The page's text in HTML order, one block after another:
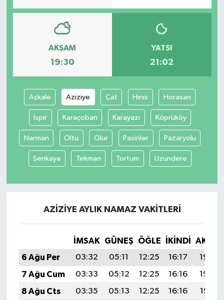
AKŞAM
19:30
YATSI
21:02
Aşkale Aziziye Çat Hınıs Horasan
İspir Karaçoban Karayazı Köprüköy
Narman Oltu Olur Pasinler Pazaryolu
Şenkaya Tekman Tortum Uzundere
AZIZIYE AYLIK NAMAZ VAKITLERI
İMSAK GÜNEŞ ÖĞLE İKINDI
6 Ağu Per
03:32 05:11 12:25 16:17
19:30
7 Ağu Cum
03:33 05:12 12:25 16:16
19:29
8 Ağu Cts
03:35 05:13 12:25 16:16
19:28